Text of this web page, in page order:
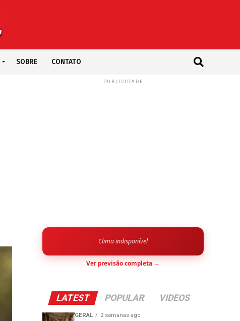
SOBRE CONTATO
PUBLICIDADE
Clima indisponível
Ver previsão completa →
LATEST POPULAR VIDEOS
GERAL 2 semanas ago